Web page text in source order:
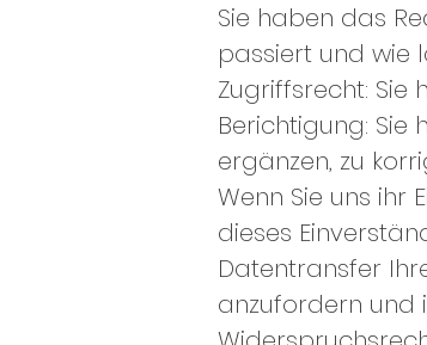
Sie haben das
passiert und wie
Zugriffsrecht: Sie
Berichtigung: Sie
ergänzen, zu
Wenn Sie uns ihr
dieses
Datentransfer
anzufordern und